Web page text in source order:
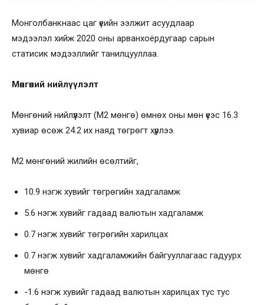
Монголбанкнаас цаг үеийн ээлжит асуудлаар
мэдээлэл хийж 2020 оны арванхоёрдугаар сарын
статисик мэдээллийг танилцууллаа.
Мөнгөний нийлүүлэлт
Mөнгөний нийлүүлэлт (М2 мөнгө) өмнөх оны мөн үеэс 16.3
хувиар өсөж 24.2 их наяд төгрөгт хүрлээ.
М2 мөнгөний жилийн өсөлтийг,
10.9 нэгж хувийг төгрөгийн хадгаламж
5.6 нэгж хувийг гадаад валютын хадгаламж
0.7 нэгж хувийг төгрөгийн харилцах
0.7 нэгж хувийг хадгаламжийн байгууллагаас гадуурх
мөнгө
-1.6 нэгж хувийг гадаад валютын харилцах тус тус